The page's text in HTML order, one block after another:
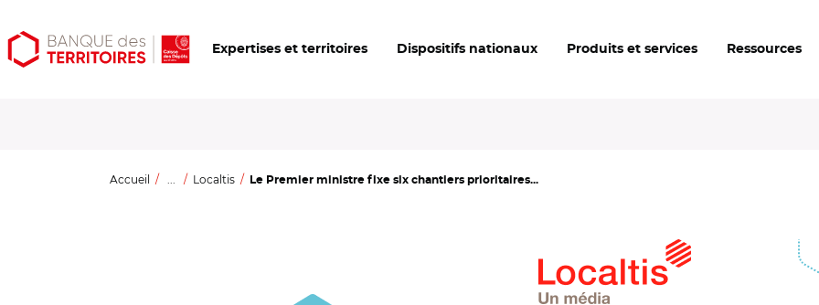
Aller
au
Aller
au
Ouvrir
les
Expertises et territoires Dispositifs nationaux Produits et services Ressources
Accueil ... Localtis Le Premier ministre fixe six chantiers prioritaires...